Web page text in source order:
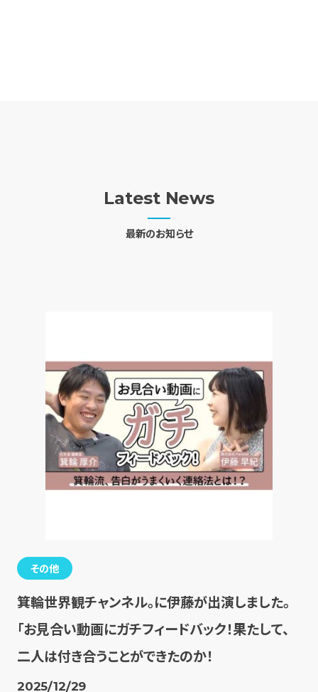
Latest News
最新のお知らせ
その他
箕輪世界観チャンネル。に伊藤が出演しました。
「お見合い動画にガチフィードバック！果たして、
二人は付き合うことができたのか！
2025/12/29